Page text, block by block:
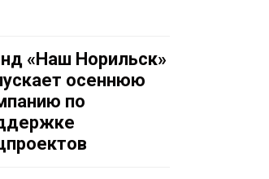
«Наш Норильск»
осеннюю
по